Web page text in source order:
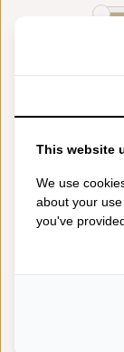
This website
We use
about your
you've